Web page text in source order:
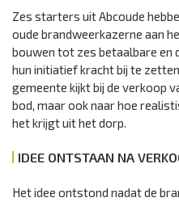
Zes starters uit Abcoude
oude brandweerkazerne aan
bouwen tot zes betaalbare en
hun initiatief kracht bij te
gemeente kijkt bij de verkoop
bod, maar ook naar hoe
het krijgt uit het dorp.
IDEE ONTSTAAN NA
Het idee ontstond nadat de